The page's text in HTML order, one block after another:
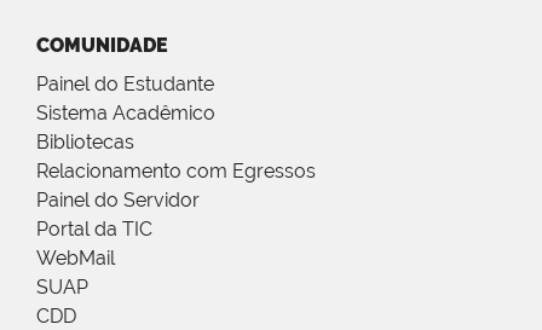
COMUNIDADE
Painel do Estudante
Sistema Acadêmico
Bibliotecas
Relacionamento com Egressos
Painel do Servidor
Portal da TIC
WebMail
SUAP
CDD